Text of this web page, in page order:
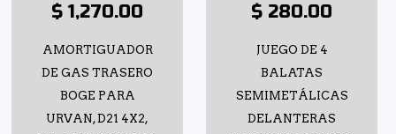
$ 1,270.00
AMORTIGUADOR
DE GAS TRASERO
BOGE PARA
URVAN, D21 4X2,
$ 280.00
JUEGO DE 4
BALATAS
SEMIMETÁLICAS
DELANTERAS